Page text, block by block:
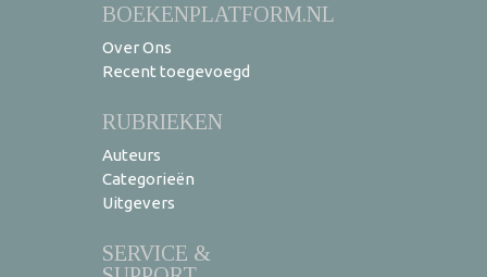
BOEKENPLATFORM.NL
Over Ons
Recent toegevoegd
RUBRIEKEN
Auteurs
Categorieën
Uitgevers
SERVICE &